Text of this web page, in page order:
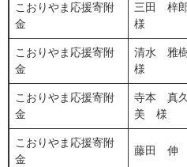
こおりやま応援寄附
金
三田 梓
様
こおりやま応援寄附
金
清水 雅
様
こおりやま応援寄附
金
寺本 真久
美 様
こおりやま応援寄附
金
藤田 伸